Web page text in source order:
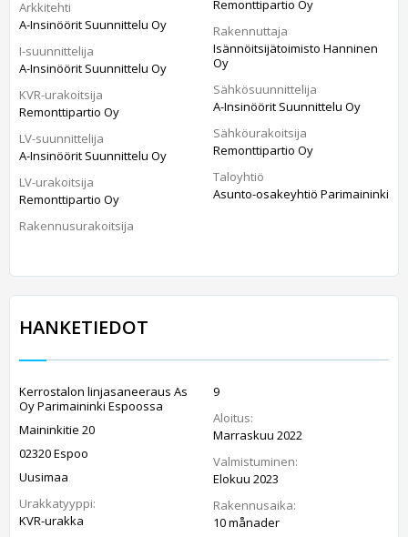
Arkkitehti
A-Insinöörit Suunnittelu Oy
I-suunnittelija
A-Insinöörit Suunnittelu Oy
KVR-urakoitsija
Remonttipartio Oy
LV-suunnittelija
A-Insinöörit Suunnittelu Oy
LV-urakoitsija
Remonttipartio Oy
Rakennusurakoitsija
Remonttipartio Oy
Rakennuttaja
Isännöitsijätoimisto Hanninen
Oy
Sähkösuunnittelija
A-Insinöörit Suunnittelu Oy
Sähköurakoitsija
Remonttipartio Oy
Taloyhtiö
Asunto-osakeyhtiö Parimaininki
HANKETIEDOT
Kerrostalon linjasaneeraus As
Oy Parimaininki Espoossa
Maininkitie 20
02320 Espoo
Uusimaa
Urakkatyyppi:
KVR-urakka
9
Aloitus:
Marraskuu 2022
Valmistuminen:
Elokuu 2023
Rakennusaika:
10 månader